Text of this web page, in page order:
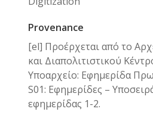
Provenance
[el] Προέρχεται από το
και Διαπολιτιστικού
Υποαρχείο: Εφημερίδα
S01: Εφημερίδες –
εφημερίδας 1-2.